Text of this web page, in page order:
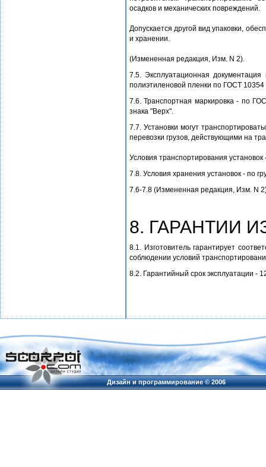
осадков и механических повреждений.
Допускается другой вид упаковки,
и хранении.
(Измененная редакция, Изм. N 2).
7.5. Эксплуатационная
полиэтиленовой пленки по ГОСТ
7.6. Транспортная маркировка - по
знака "Верх".
7.7. Установки могут
перевозки грузов, действующими на
Условия транспортирования
7.8. Условия хранения установок - по
7.6-7.8 (Измененная редакция, Изм. N
8. ГАРАНТИИ
8.1. Изготовитель гарантирует
соблюдении условий
8.2. Гарантийный срок эксплуатации -
Дизайн и программирование ©2006